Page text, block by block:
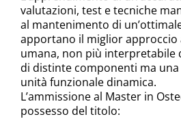
valutazioni, test e tecniche
al mantenimento di
apportano il miglior
umana, non più interpretabile
di distinte componenti ma
unità funzionale dinamica.
L’ammissione al Master in
possesso del titolo: